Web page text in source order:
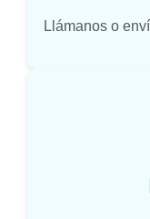
Llámanos o